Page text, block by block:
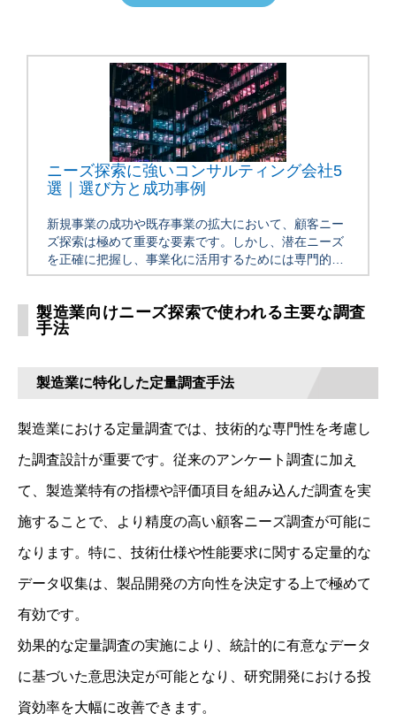
ニーズ探索に強いコンサルティング会社5
選｜選び方と成功事例
新規事業の成功や既存事業の拡大において、顧客ニー
ズ探索は極めて重要な要素です。しかし、潜在ニーズ
を正確に把握し、事業化に活用するためには専門的な
知識と経験が必要です。本記事では、ニーズ探索に強
製造業向けニーズ探索で使われる主要な調査
手法
製造業に特化した定量調査手法
製造業における定量調査では、技術的な専門性を考慮し
た調査設計が重要です。従来のアンケート調査に加え
て、製造業特有の指標や評価項目を組み込んだ調査を実
施することで、より精度の高い顧客ニーズ調査が可能に
なります。特に、技術仕様や性能要求に関する定量的な
データ収集は、製品開発の方向性を決定する上で極めて
有効です。
効果的な定量調査の実施により、統計的に有意なデータ
に基づいた意思決定が可能となり、研究開発における投
資効率を大幅に改善できます。